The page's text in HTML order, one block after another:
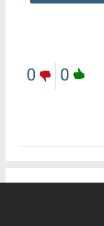
0
0